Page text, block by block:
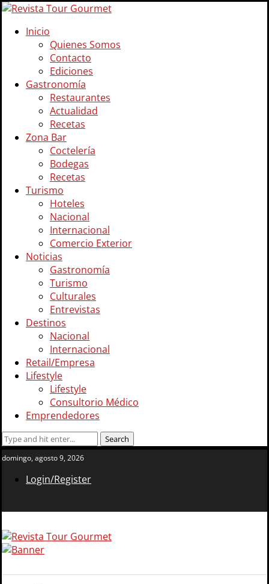
Inicio
Quienes Somos
Contacto
Ediciones
Gastronomía
Restaurantes
Actualidad
Recetas
Zona Bar
Coctelería
Bodegas
Recetas
Turismo
Hoteles
Nacional
Internacional
Comercio Exterior
Noticias
Gastronomía
Turismo
Culturales
Entrevistas
Destinos
Nacional
Internacional
Retail/Empresa
Lifestyle
Lifestyle
Consultorio Médico
Emprendedores
domingo, agosto 9, 2026
Login/Register